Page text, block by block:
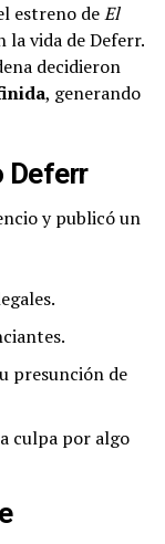
estreno deEl
la vida de Deferr.
decidieron
, generando
Deferr
y publicó un
presunción de
culpa por algo